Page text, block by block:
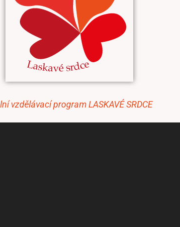
vzdělávací program LASKAVÉ SRDCE